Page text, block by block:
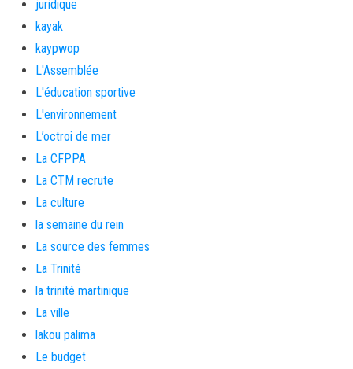
juridique
kayak
kaypwop
L'Assemblée
L'éducation sportive
L'environnement
L’octroi de mer
La CFPPA
La CTM recrute
La culture
la semaine du rein
La source des femmes
La Trinité
la trinité martinique
La ville
lakou palima
Le budget